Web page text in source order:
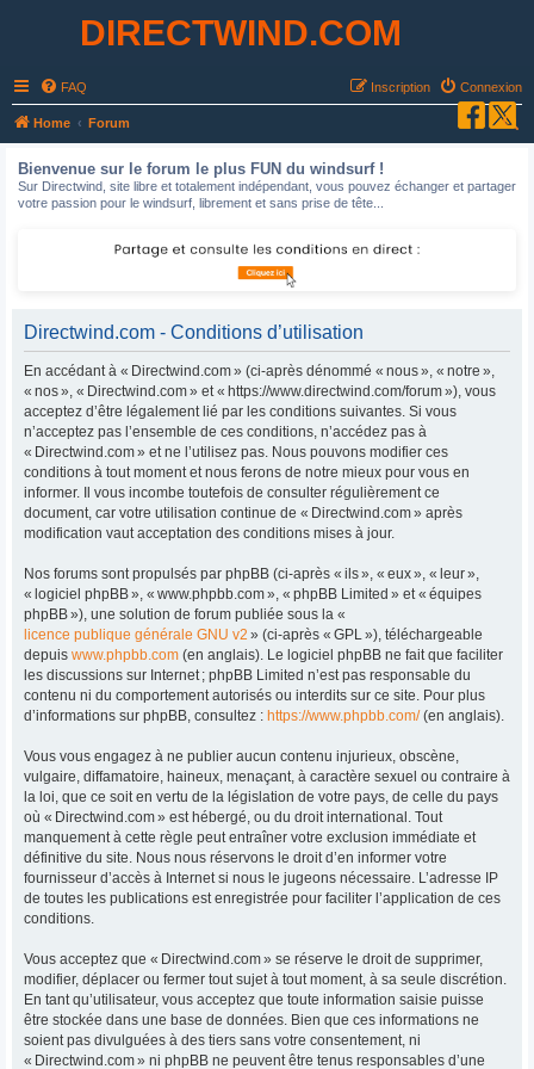
DIRECTWIND.COM
FAQ Connexion
Inscription
Home Forum
Bienvenue sur le forum le plus FUN du windsurf !
Sur Directwind, site libre et totalement indépendant, vous pouvez échanger et partager
votre passion pour le windsurf, librement et sans prise de tête...
Directwind.com - Conditions d’utilisation
En accédant à « Directwind.com » (ci-après dénommé « nous », « notre »,
« nos », « Directwind.com » et « https://www.directwind.com/forum »), vous
acceptez d’être légalement lié par les conditions suivantes. Si vous
n’acceptez pas l’ensemble de ces conditions, n’accédez pas à
« Directwind.com » et ne l’utilisez pas. Nous pouvons modifier ces
conditions à tout moment et nous ferons de notre mieux pour vous en
informer. Il vous incombe toutefois de consulter régulièrement ce
document, car votre utilisation continue de « Directwind.com » après
modification vaut acceptation des conditions mises à jour.
Nos forums sont propulsés par phpBB (ci-après « ils », « eux », « leur »,
« logiciel phpBB », « www.phpbb.com », « phpBB Limited » et « équipes
phpBB »), une solution de forum publiée sous la «
licence publique générale GNU v2 » (ci-après « GPL »), téléchargeable
depuis www.phpbb.com (en anglais). Le logiciel phpBB ne fait que faciliter
les discussions sur Internet ; phpBB Limited n’est pas responsable du
contenu ni du comportement autorisés ou interdits sur ce site. Pour plus
d’informations sur phpBB, consultez : https://www.phpbb.com/(en anglais).
Vous vous engagez à ne publier aucun contenu injurieux, obscène,
vulgaire, diffamatoire, haineux, menaçant, à caractère sexuel ou contraire à
la loi, que ce soit en vertu de la législation de votre pays, de celle du pays
où « Directwind.com » est hébergé, ou du droit international. Tout
manquement à cette règle peut entraîner votre exclusion immédiate et
définitive du site. Nous nous réservons le droit d’en informer votre
fournisseur d’accès à Internet si nous le jugeons nécessaire. L’adresse IP
de toutes les publications est enregistrée pour faciliter l’application de ces
conditions.
Vous acceptez que « Directwind.com » se réserve le droit de supprimer,
modifier, déplacer ou fermer tout sujet à tout moment, à sa seule discrétion.
En tant qu’utilisateur, vous acceptez que toute information saisie puisse
être stockée dans une base de données. Bien que ces informations ne
soient pas divulguées à des tiers sans votre consentement, ni
« Directwind.com » ni phpBB ne peuvent être tenus responsables d’une